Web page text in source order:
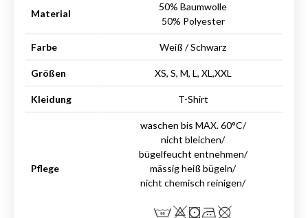
Material
50% Baumwolle
50% Polyester
Farbe Weiß / Schwarz
Größen XS, S, M, L, XL,XXL
Kleidung T-Shirt
Pflege
waschen bis MAX. 60°C/
nicht bleichen/
bügelfeucht entnehmen/
mässig heiß bügeln/
nicht chemisch reinigen/